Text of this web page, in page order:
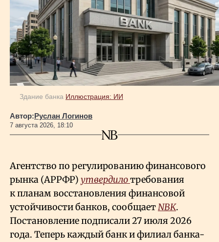
Здание банка Иллюстрация: ИИ
Автор: Руслан Логинов
7 августа 2026, 18:10
Агентство по регулированию финансового
рынка (АРРФР) утвердилотребования
к планам восстановления финансовой
устойчивости банков, сообщаетNBK.
Постановление подписали 27 июля 2026
года. Теперь каждый банк и филиал банка-